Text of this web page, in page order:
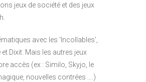
jeux de société et des jeux
avec les ‘Incollables’,
Dixit. Mais les autres jeux
accès (ex : Similo, Skyjo, le
nouvelles contrées ….)